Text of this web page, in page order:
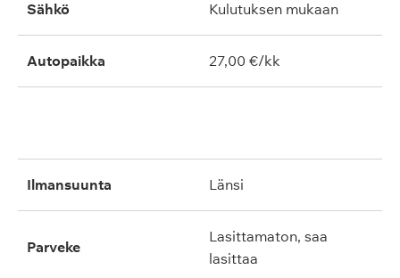
Sähkö Kulutuksen mukaan
Autopaikka 27,00 €/kk
ilmansuunta länsi
parveke
lasittamaton, saa
lasittaa